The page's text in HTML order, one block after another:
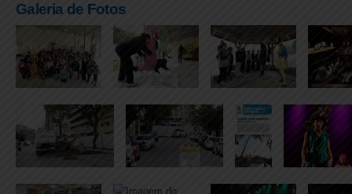
Galeria de Fotos